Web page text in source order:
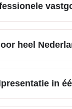
heel
in